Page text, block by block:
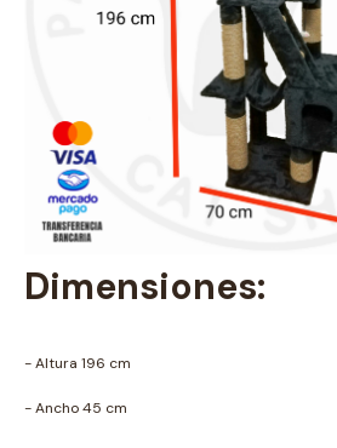
Dimensiones:
- Altura 196 cm
- Ancho 45 cm